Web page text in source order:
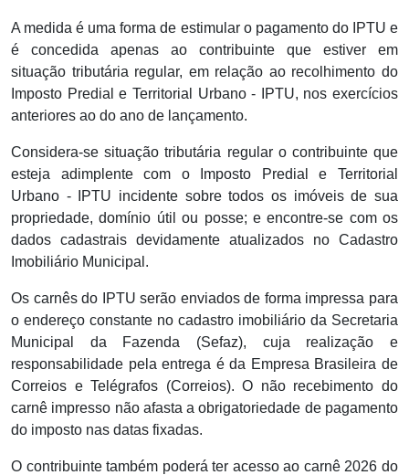
A medida é uma forma de estimular o pagamento do IPTU e
é concedida apenas ao contribuinte que estiver em
situação tributária regular, em relação ao recolhimento do
Imposto Predial e Territorial Urbano - IPTU, nos exercícios
anteriores ao do ano de lançamento.
Considera-se situação tributária regular o contribuinte que
esteja adimplente com o Imposto Predial e Territorial
Urbano - IPTU incidente sobre todos os imóveis de sua
propriedade, domínio útil ou posse; e encontre-se com os
dados cadastrais devidamente atualizados no Cadastro
Imobiliário Municipal.
Os carnês do IPTU serão enviados de forma impressa para
o endereço constante no cadastro imobiliário da Secretaria
Municipal da Fazenda (Sefaz), cuja realização e
responsabilidade pela entrega é da Empresa Brasileira de
Correios e Telégrafos (Correios). O não recebimento do
carnê impresso não afasta a obrigatoriedade de pagamento
do imposto nas datas fixadas.
O contribuinte também poderá ter acesso ao carnê 2026 do